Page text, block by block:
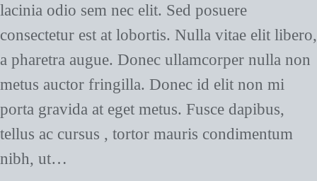
lacinia odio sem nec elit. Sed posuere
consectetur est at lobortis. Nulla vitae elit libero,
a pharetra augue. Donec ullamcorper nulla non
metus auctor fringilla. Donec id elit non mi
porta gravida at eget metus. Fusce dapibus,
tellus ac cursus , tortor mauris condimentum
nibh, ut…